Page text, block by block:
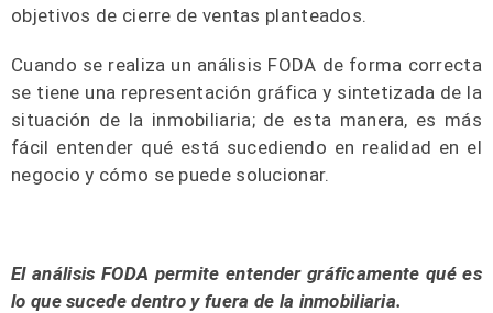
objetivos de cierre de ventas planteados.
Cuando se realiza un análisis FODA de forma correcta
se tiene una representación gráfica y sintetizada de la
situación de la inmobiliaria; de esta manera, es más
fácil entender qué está sucediendo en realidad en el
negocio y cómo se puede solucionar.
El análisis FODA permite entender gráficamente qué es
lo que sucede dentro y fuera de la inmobiliaria.